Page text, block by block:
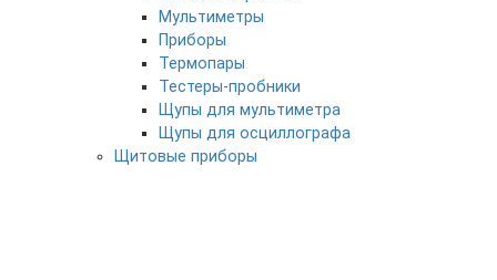
Мультиметры
Приборы
Термопары
Тестеры-пробники
Щупы для мультиметра
Щупы для осциллографа
Щитовые приборы